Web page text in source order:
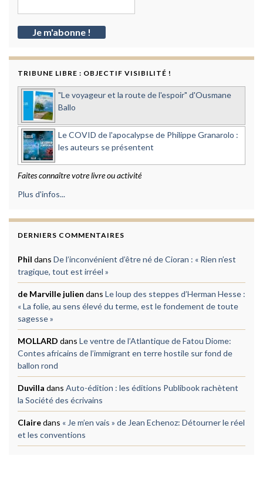
TRIBUNE LIBRE : OBJECTIF VISIBILITÉ !
"Le voyageur et la route de l'espoir" d'Ousmane
Ballo
Le COVID de l'apocalypse de Philippe Granarolo :
les auteurs se présentent
Faites connaître votre livre ou activité
Plus d'infos...
DERNIERS COMMENTAIRES
Phil dans De l’inconvénient d’être né de Cioran : « Rien n’est
tragique, tout est irréel »
de Marville julien dans Le loup des steppes d’Herman Hesse :
« La folie, au sens élevé du terme, est le fondement de toute
sagesse »
MOLLARD dans Le ventre de l’Atlantique de Fatou Diome:
Contes africains de l’immigrant en terre hostile sur fond de
ballon rond
Duvilla dans Auto-édition : les éditions Publibook rachètent
la Société des écrivains
Clairedans « Je m’en vais » de Jean Echenoz: Détourner le réel
et les conventions